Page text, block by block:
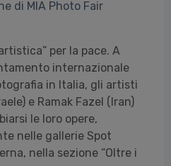
di MIA Photo Fair
per la pace. A
internazionale
in Italia, gli artisti
e Ramak Fazel (Iran)
le loro opere,
nelle gallerie Spot
nella sezione “Oltre i